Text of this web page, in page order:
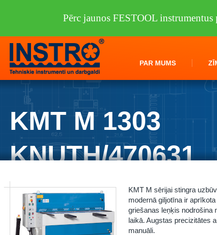
PAR MUMS
KMT M 1303
KNUTH/470631
KMT M sērijai stingra
modernā giljotīna ir
griešanas leņķis nodrošina
laikā. Augstas precizitātes
manuāli.
Pērc jaunos FESTOOL